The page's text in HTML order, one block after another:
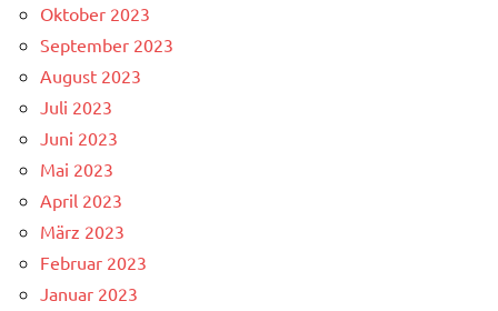
Oktober 2023
September 2023
August 2023
Juli 2023
Juni 2023
Mai 2023
April 2023
März 2023
Februar 2023
Januar 2023